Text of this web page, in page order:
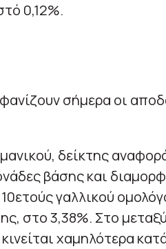
0,12%.
σήμερα οι
δείκτης
βάσης και
γαλλικού
στο 3,38%. Στο
χαμηλότερα